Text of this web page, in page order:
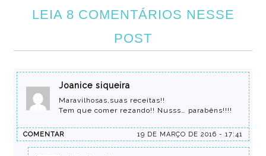
LEIA 8 COMENTÁRIOS NESSE
POST
Joanice siqueira
Maravilhosas,suas receitas!!
Tem que comer rezando!! Nusss… parabêns!!!!
19 DE MARÇO DE 2016 - 17:41
COMENTAR